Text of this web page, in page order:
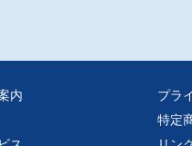
内
プラ
特定